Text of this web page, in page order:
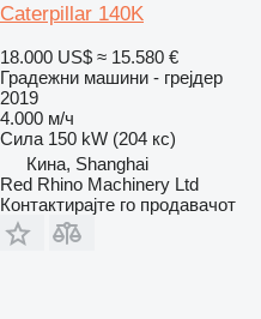
Caterpillar 140K
18.000 US$ ≈ 15.580 €
Градежни машини - грејдер
2019
4.000 м/ч
Сила 150 kW (204 кс)
Кина, Shanghai
Red Rhino Machinery Ltd
Контактирајте го продавачот